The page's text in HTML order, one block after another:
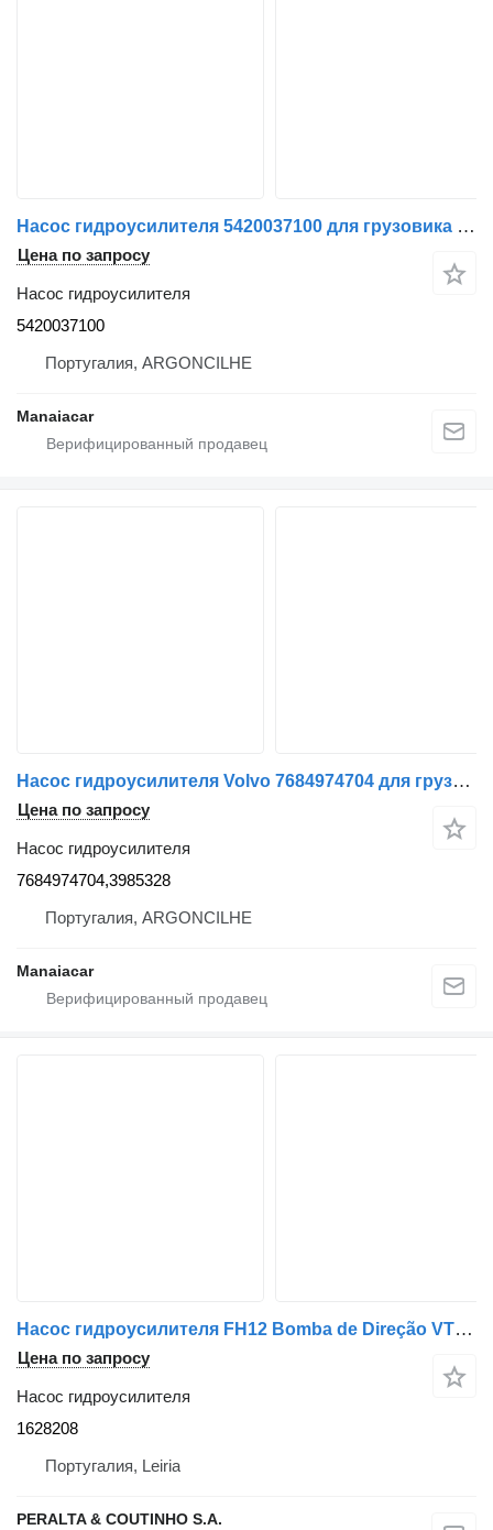
Насос гидроусилителя 5420037100 для грузовика Volvo FH 12 | 93
Цена по запросу
Насос гидроусилителя
5420037100
Португалия, ARGONCILHE
Manaiacar
Насос гидроусилителя Volvo 7684974704 для грузовика Volvo FH 12 | 93
Цена по запросу
Насос гидроусилителя
7684974704,3985328
Португалия, ARGONCILHE
Manaiacar
Насос гидроусилителя FH12 Bomba de Direção VT72 Volvo 1628208 для грузовика Volvo FH12 FH16
Цена по запросу
Насос гидроусилителя
1628208
Португалия, Leiria
PERALTA & COUTINHO S.A.